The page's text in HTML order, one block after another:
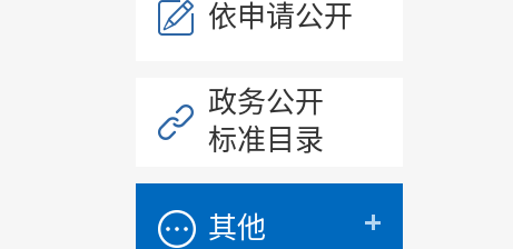
依申请公开
政务公开
标准目录
其他